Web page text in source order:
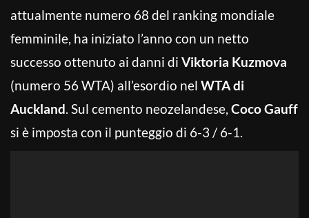
attualmente numero 68 del ranking mondiale
femminile, ha iniziato l’anno con un netto
successo ottenuto ai danni di Viktoria Kuzmova
(numero 56 WTA) all’esordio nel WTA di
Auckland. Sul cemento neozelandese, Coco Gauff
si è imposta con il punteggio di 6-3 / 6-1.